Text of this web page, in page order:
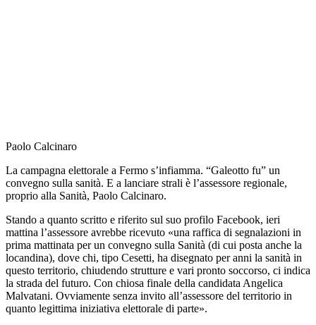
Paolo Calcinaro
La campagna elettorale a Fermo s’infiamma. “Galeotto fu” un
convegno sulla sanità. E a lanciare strali è l’assessore regionale,
proprio alla Sanità, Paolo Calcinaro.
Stando a quanto scritto e riferito sul suo profilo Facebook, ieri
mattina l’assessore avrebbe ricevuto «una raffica di segnalazioni in
prima mattinata per un convegno sulla Sanità (di cui posta anche la
locandina), dove chi, tipo Cesetti, ha disegnato per anni la sanità in
questo territorio, chiudendo strutture e vari pronto soccorso, ci indica
la strada del futuro. Con chiosa finale della candidata Angelica
Malvatani. Ovviamente senza invito all’assessore del territorio in
quanto legittima iniziativa elettorale di parte».